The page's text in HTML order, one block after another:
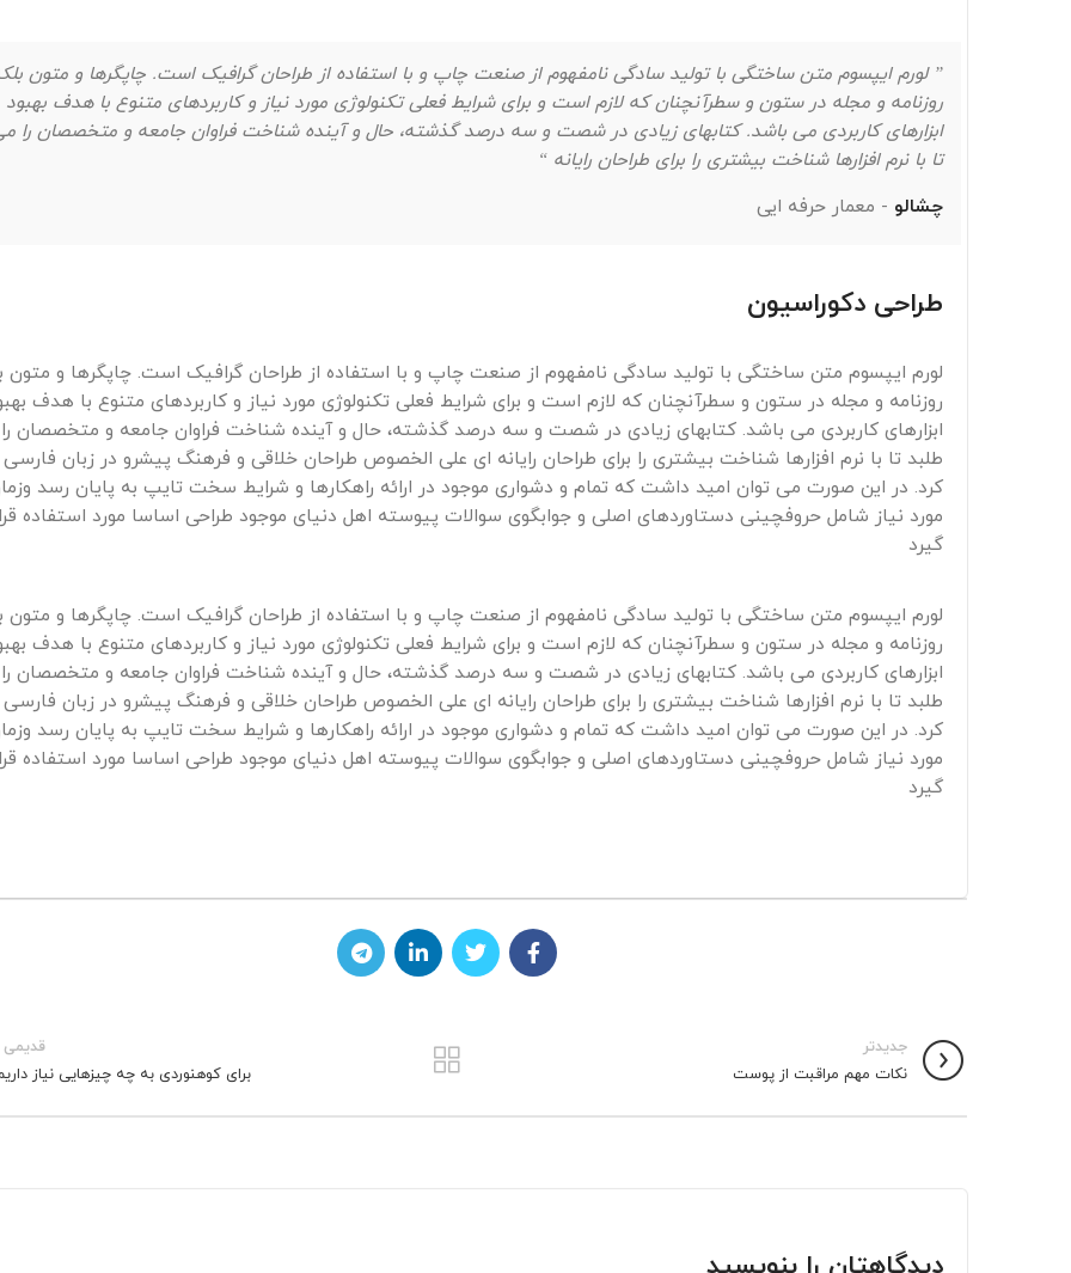
” لورم ایپسوم متن ساختگی با تولید سادگی نامفهوم از صنعت چاپ و با استفاده از طراحان گرافیک است. چاپگرها و متون
روزنامه و مجله در ستون و سطرآنچنان که لازم است و برای شرایط فعلی تکنولوژی مورد نیاز و کاربردهای متنوع با هدف بهبود
ابزارهای کاربردی می باشد. کتابهای زیادی در شصت و سه درصد گذشته، حال و آینده شناخت فراوان جامعه و متخصصان را
تا با نرم افزارها شناخت بیشتری را برای طراحان رایانه “
چشالو
معمار حرفه ایی
طراحی دکوراسیون
لورم ایپسوم متن ساختگی با تولید سادگی نامفهوم از صنعت چاپ و با استفاده از طراحان گرافیک است. چاپگرها و متون
روزنامه و مجله در ستون و سطرآنچنان که لازم است و برای شرایط فعلی تکنولوژی مورد نیاز و کاربردهای متنوع با هدف
ابزارهای کاربردی می باشد. کتابهای زیادی در شصت و سه درصد گذشته، حال و آینده شناخت فراوان جامعه و متخصصان
طلبد تا با نرم افزارها شناخت بیشتری را برای طراحان رایانه ای علی الخصوص طراحان خلاقی و فرهنگ پیشرو در زبان فارسی
کرد. در این صورت می توان امید داشت که تمام و دشواری موجود در ارائه راهکارها و شرایط سخت تایپ به پایان رسد
مورد نیاز شامل حروفچینی دستاوردهای اصلی و جوابگوی سوالات پیوسته اهل دنیای موجود طراحی اساسا مورد استفاده
گیرد
لورم ایپسوم متن ساختگی با تولید سادگی نامفهوم از صنعت چاپ و با استفاده از طراحان گرافیک است. چاپگرها و متون
روزنامه و مجله در ستون و سطرآنچنان که لازم است و برای شرایط فعلی تکنولوژی مورد نیاز و کاربردهای متنوع با هدف
ابزارهای کاربردی می باشد. کتابهای زیادی در شصت و سه درصد گذشته، حال و آینده شناخت فراوان جامعه و متخصصان
طلبد تا با نرم افزارها شناخت بیشتری را برای طراحان رایانه ای علی الخصوص طراحان خلاقی و فرهنگ پیشرو در زبان فارسی
کرد. در این صورت می توان امید داشت که تمام و دشواری موجود در ارائه راهکارها و شرایط سخت تایپ به پایان رسد
مورد نیاز شامل حروفچینی دستاوردهای اصلی و جوابگوی سوالات پیوسته اهل دنیای موجود طراحی اساسا مورد استفاده
گیرد
جدیدتر
نکات مهم مراقبت از پوست
قدیمی
برای کوهنوردی به چه چیزهایی نیاز